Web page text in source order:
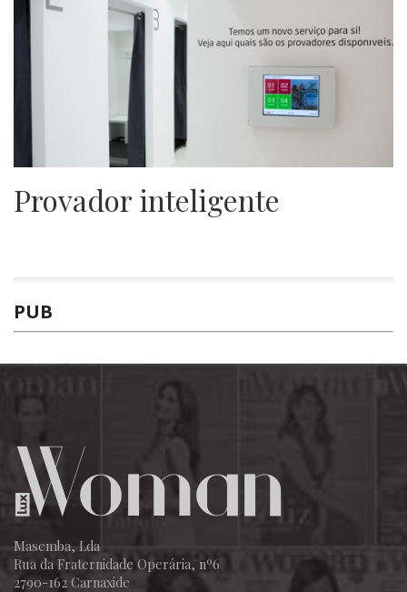
Provador inteligente
PUB
Masemba, Lda
Rua da Fraternidade Operária, nº6
2790-162 Carnaxide